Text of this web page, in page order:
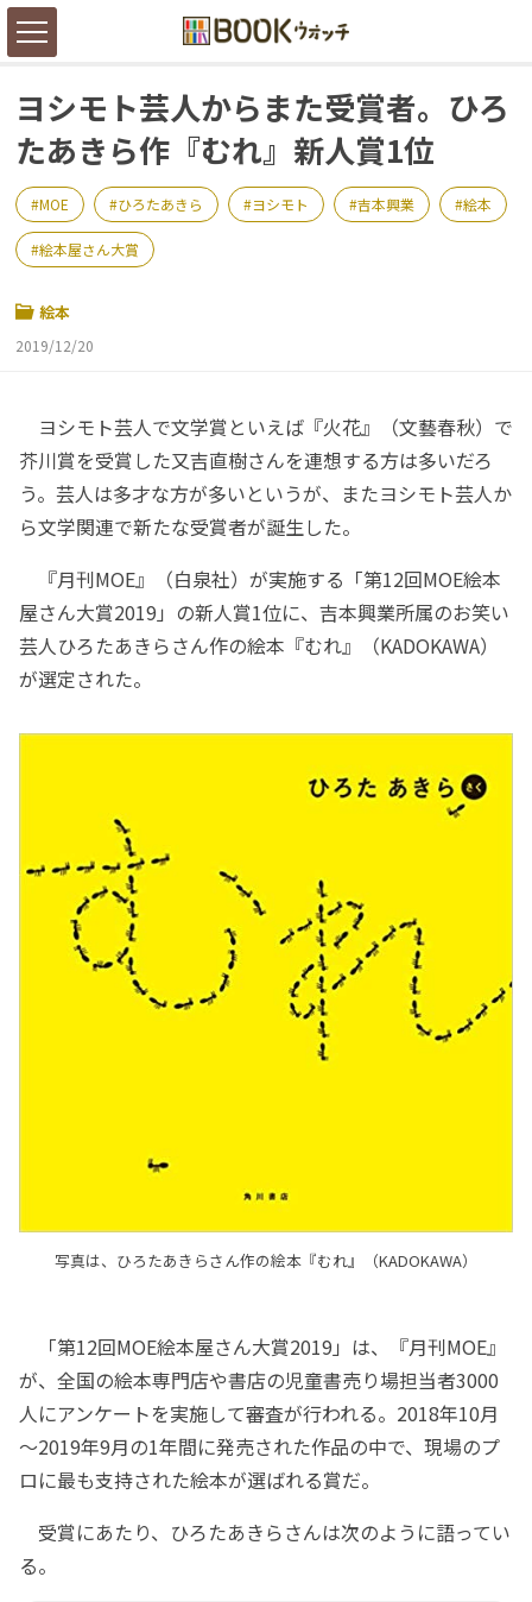
ヨシモト芸人からまた受賞者。ひろ
たあきら作『むれ』新人賞1位
MOE ひろたあきら ヨシモト 吉本興業 絵本
絵本屋さん大賞
絵本
2019/12/20
ヨシモト芸人で文学賞といえば『火花』（文藝春秋）で
芥川賞を受賞した又吉直樹さんを連想する方は多いだろ
う。芸人は多才な方が多いというが、またヨシモト芸人か
ら文学関連で新たな受賞者が誕生した。
『月刊MOE』（白泉社）が実施する「第12回MOE絵本
屋さん大賞2019」の新人賞1位に、吉本興業所属のお笑い
芸人ひろたあきらさん作の絵本『むれ』（KADOKAWA）
が選定された。
写真は、ひろたあきらさん作の絵本『むれ』（KADOKAWA）
「第12回MOE絵本屋さん大賞2019」は、『月刊MOE』
が、全国の絵本専門店や書店の児童書売り場担当者3000
人にアンケートを実施して審査が行われる。2018年10月
～2019年9月の1年間に発売された作品の中で、現場のプ
ロに最も支持された絵本が選ばれる賞だ。
受賞にあたり、ひろたあきらさんは次のように語ってい
る。